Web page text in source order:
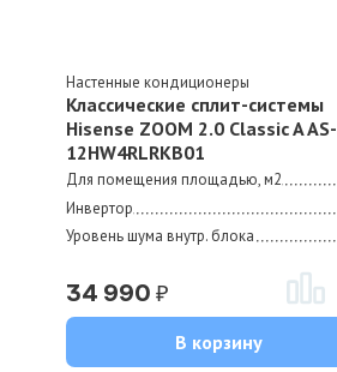
Настенные кондиционеры
Классические сплит-системы
Hisense ZOOM 2.0 Classic A AS-
12HW4RLRKB01
Для помещения площадью, м2
Инвертор
Уровень шума внутр. блока
34 990 ₽
В корзину